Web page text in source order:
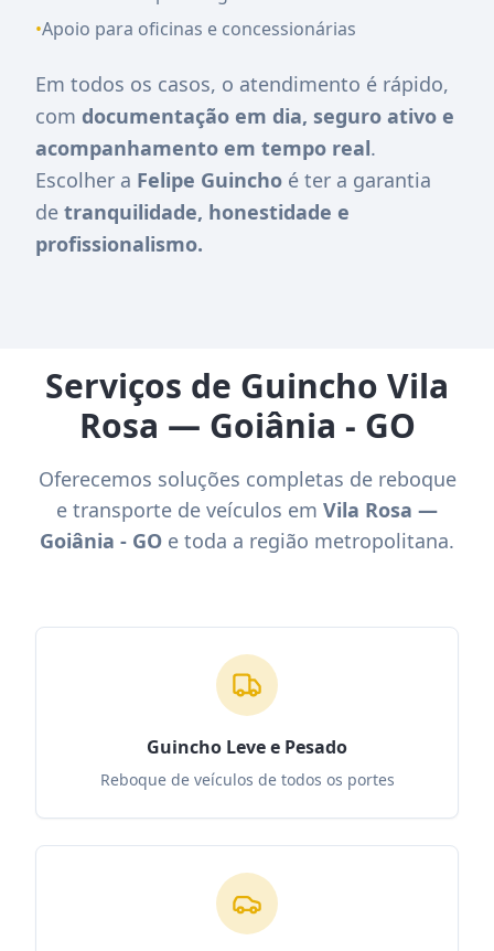
•Apoio para oficinas e concessionárias
Em todos os casos, o atendimento é rápido,
com documentação em dia, seguro ativo e
acompanhamento em tempo real.
Escolher a Felipe Guincho é ter a garantia
de tranquilidade, honestidade e
profissionalismo.
Serviços de Guincho Vila
Rosa — Goiânia - GO
Oferecemos soluções completas de reboque
e transporte de veículos em Vila Rosa —
Goiânia - GO e toda a região metropolitana.
Guincho Leve e Pesado
Reboque de veículos de todos os portes